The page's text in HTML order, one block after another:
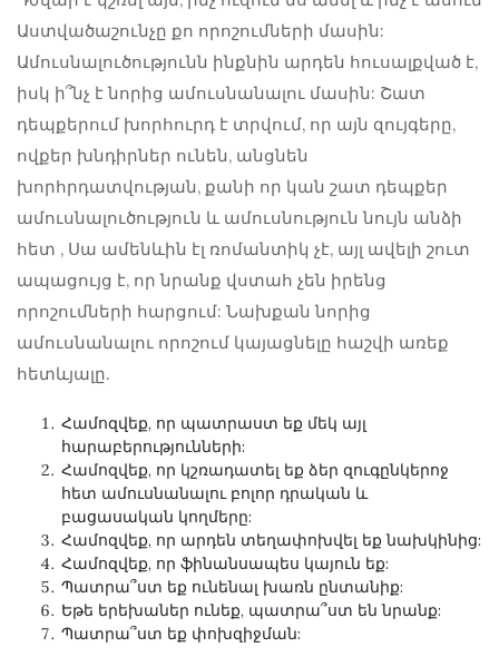
Աստվածաշունչը քո որոշումների մասին:
Ամուսնալուծությունն ինքնին արդեն հուսալքված է,
իսկ ի՞նչ է նորից ամուսնանալու մասին: Շատ
դեպքերում խորհուրդ է տրվում, որ այն զույգերը,
ովքեր խնդիրներ ունեն, անցնեն
խորհրդատվության, քանի որ կան շատ դեպքեր
ամուսնալուծություն և ամուսնություն նույն անձի
հետ , Սա ամենևին էլ ռոմանտիկ չէ, այլ ավելի շուտ
ապացույց է, որ նրանք վստահ չեն իրենց
որոշումների հարցում: Նախքան նորից
ամուսնանալու որոշում կայացնելը հաշվի առեք
հետևյալը.
Համոզվեք, որ պատրաստ եք մեկ այլ
հարաբերությունների:
Համոզվեք, որ կշռադատել եք ձեր զուգընկերոջ
հետ ամուսնանալու բոլոր դրական և
բացասական կողմերը:
Համոզվեք, որ արդեն տեղափոխվել եք նախկինից:
Համոզվեք, որ ֆինանսապես կայուն եք:
Պատրա՞ստ եք ունենալ խառն ընտանիք:
Եթե ​​երեխաներ ունեք, պատրա՞ստ են նրանք:
Պատրա՞ստ եք փոխզիջման: